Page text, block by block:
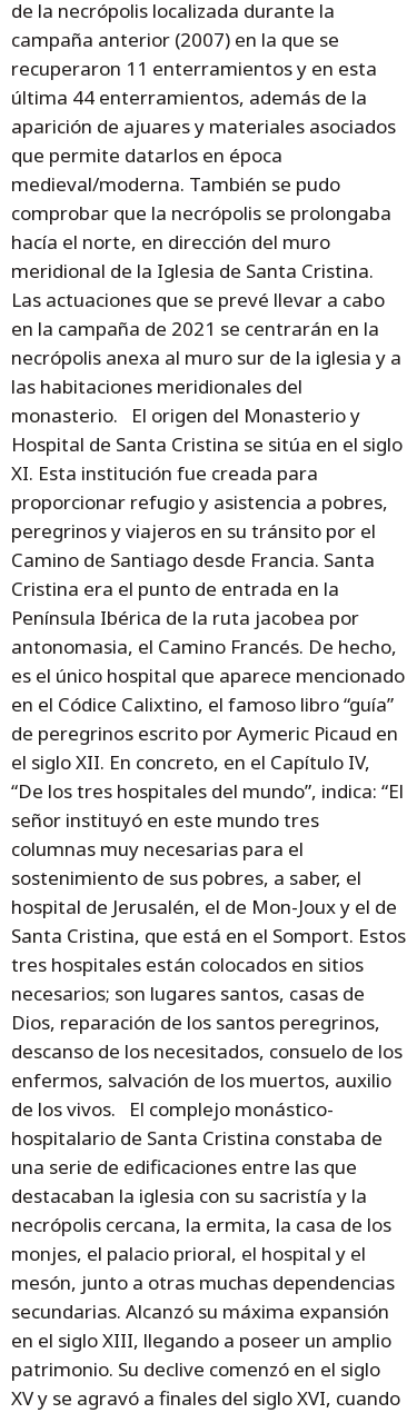
de la necrópolis localizada durante la
campaña anterior (2007) en la que se
recuperaron 11 enterramientos y en esta
última 44 enterramientos, además de la
aparición de ajuares y materiales asociados
que permite datarlos en época
medieval/moderna. También se pudo
comprobar que la necrópolis se prolongaba
hacía el norte, en dirección del muro
meridional de la Iglesia de Santa Cristina.
Las actuaciones que se prevé llevar a cabo
en la campaña de 2021 se centrarán en la
necrópolis anexa al muro sur de la iglesia y a
las habitaciones meridionales del
monasterio. El origen del Monasterio y
Hospital de Santa Cristina se sitúa en el siglo
XI. Esta institución fue creada para
proporcionar refugio y asistencia a pobres,
peregrinos y viajeros en su tránsito por el
Camino de Santiago desde Francia. Santa
Cristina era el punto de entrada en la
Península Ibérica de la ruta jacobea por
antonomasia, el Camino Francés. De hecho,
es el único hospital que aparece mencionado
en el Códice Calixtino, el famoso libro “guía”
de peregrinos escrito por Aymeric Picaud en
el siglo XII. En concreto, en el Capítulo IV,
“De los tres hospitales del mundo”, indica: “El
señor instituyó en este mundo tres
columnas muy necesarias para el
sostenimiento de sus pobres, a saber, el
hospital de Jerusalén, el de Mon-Joux y el de
Santa Cristina, que está en el Somport. Estos
tres hospitales están colocados en sitios
necesarios; son lugares santos, casas de
Dios, reparación de los santos peregrinos,
descanso de los necesitados, consuelo de los
enfermos, salvación de los muertos, auxilio
de los vivos. El complejo monástico-
hospitalario de Santa Cristina constaba de
una serie de edificaciones entre las que
destacaban la iglesia con su sacristía y la
necrópolis cercana, la ermita, la casa de los
monjes, el palacio prioral, el hospital y el
mesón, junto a otras muchas dependencias
secundarias. Alcanzó su máxima expansión
en el siglo XIII, llegando a poseer un amplio
patrimonio. Su declive comenzó en el siglo
XV y se agravó a finales del siglo XVI, cuando